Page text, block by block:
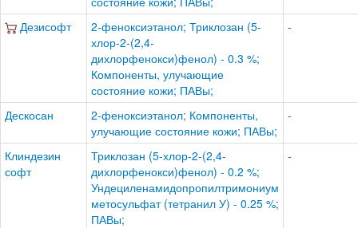
Дезисофт
2-феноксиэтанол; Триклозан (5-
хлор-2-(2,4-
дихлорфенокси)фенол) - 0.3 %;
Компоненты, улучающие
состояние кожи; ПАВы;
-
Дескосан
2-феноксиэтанол; Компоненты,
улучающие состояние кожи; ПАВы;
-
Клиндезин
софт
Триклозан (5-хлор-2-(2,4-
дихлорфенокси)фенол) - 0.2 %;
Ундециленамидопропилтримониум
метосульфат (тетранил У) - 0.25 %;
ПАВы;
-